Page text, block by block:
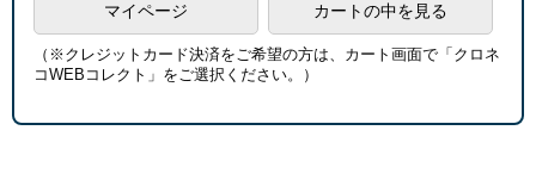
マイページ カートの中を見る
（※クレジットカード決済をご希望の方は、カート画面で「クロネ
コWEBコレクト」をご選択ください。）